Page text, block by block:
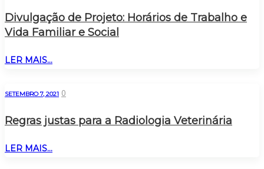
Divulgação de Projeto: Horários de Trabalho e
Vida Familiar e Social
LER MAIS...
SETEMBRO 7, 2021 0
Regras justas para a Radiologia Veterinária
LER MAIS...